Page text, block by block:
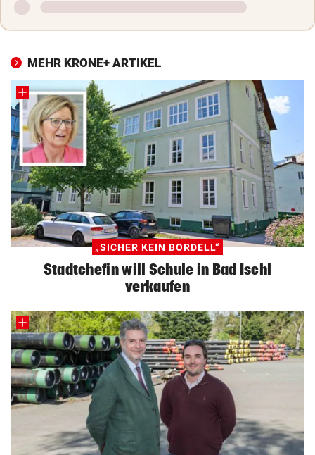
MEHR KRONE+ ARTIKEL
„SICHER KEIN BORDELL“
Stadtchefin will Schule in Bad Ischl
verkaufen